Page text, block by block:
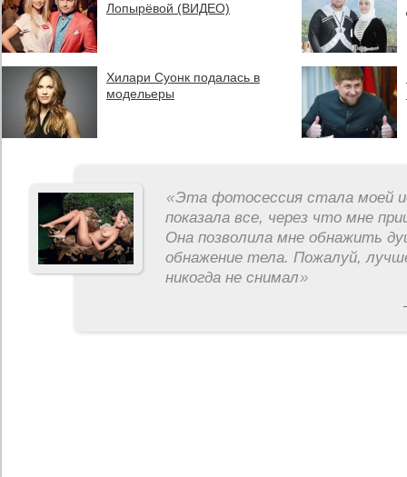
Лопырёвой (ВИДЕО)
Хилари Суонк подалась в
модельеры
«Эта фотосессия стала моей
показала все, через что мне
Она позволила мне обнажить
обнажение тела. Пожалуй,
никогда не снимал»